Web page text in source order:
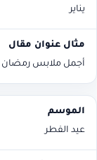
يناير
أجمل ملابس رمضان 2026 للمرأة السعودية
عيد الفطر